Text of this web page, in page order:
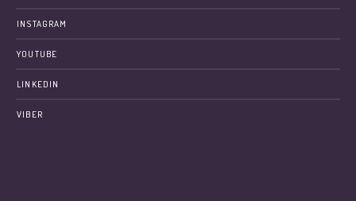
INSTAGRAM
YOUTUBE
LINKEDIN
VIBER